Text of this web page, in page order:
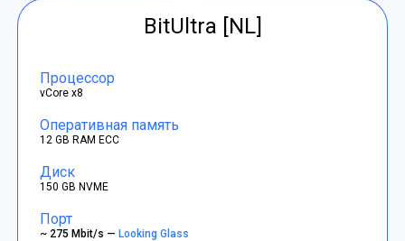
BitUltra [NL]
Процессор
vCore x8
Оперативная память
12 GB RAM ECC
Диск
150 GB NVME
Порт
~ 275 Mbit/s —Looking Glass